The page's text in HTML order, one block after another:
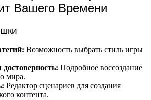
Вашего Времени
Возможность выбрать стиль игры
Подробное воссоздание
мира.
Редактор сценариев для создания
контента.